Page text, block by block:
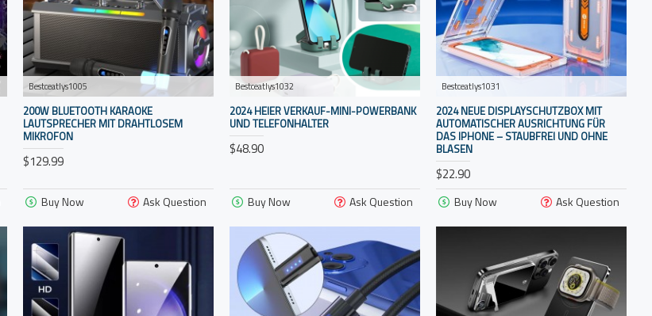
Bestceatlys1005
200W BLUETOOTH KARAOKE
LAUTSPRECHER MIT DRAHTLOSEM
MIKROFON
$129.99
Buy Now Ask Question
Bestceatlys1032
2024 HEIER VERKAUF-MINI-POWERBANK
UND TELEFONHALTER
$48.90
Buy Now Ask Question
Bestceatlys1031
2024 NEUE DISPLAYSCHUTZBOX MIT
AUTOMATISCHER AUSRICHTUNG FÜR
DAS IPHONE – STAUBFREI UND OHNE
BLASEN
$22.90
Buy Now Ask Question